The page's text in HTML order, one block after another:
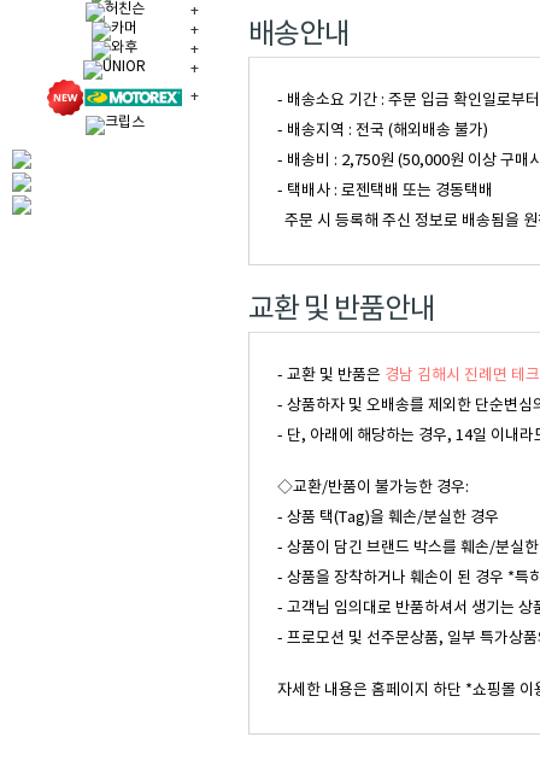
배송안내
- 배송소요 기간 : 주문 입금 확인일로부
- 배송지역 : 전국 (해외배송 불가)
- 배송비 : 2,750원 (50,000원 이상 구매
- 택배사 : 로젠택배 또는 경동택배
주문 시 등록해 주신 정보로 배송됨을
교환 및 반품안내
- 교환 및 반품은 경남 김해시 진례면 테
- 상품하자 및 오배송를 제외한 단순변
- 단, 아래에 해당하는 경우, 14일 이내
◇교환/반품이 불가능한 경우:
- 상품 택(Tag)을 훼손/분실한 경우
- 상품이 담긴 브랜드 박스를 훼손/분실
- 상품을 장착하거나 훼손이 된 경우 *특
- 고객님 임의대로 반품하셔서 생기는 상
- 프로모션 및 선주문상품, 일부 특가상
자세한 내용은 홈페이지 하단 *쇼핑몰